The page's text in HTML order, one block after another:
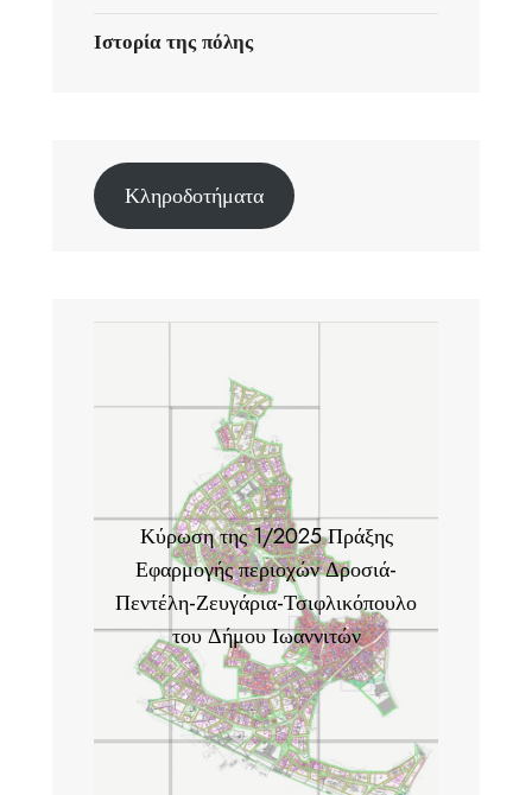
Ιστορία της πόλης
Κληροδοτήματα
Κύρωση της 1/2025 Πράξης
Εφαρμογής περιοχών Δροσιά-
Πεντέλη-Ζευγάρια-Τσιφλικόπουλο
του Δήμου Ιωαννιτών